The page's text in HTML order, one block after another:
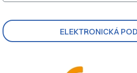
ELEKTRONICKÁ